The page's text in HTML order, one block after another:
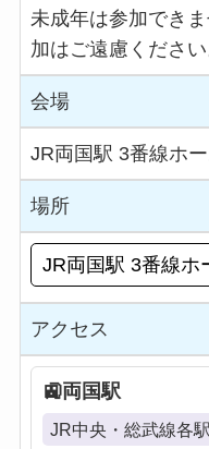
未成年は参加でき
加はご遠慮ください
会場
JR両国駅 3番線ホ
場所
JR両国駅 3番線ホ
アクセス
両国駅
JR中央・総武線各